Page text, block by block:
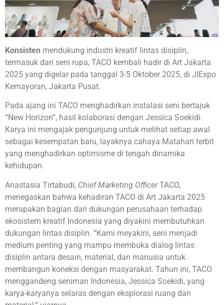
Konsisten mendukung industri kreatif lintas disiplin,
termasuk dari seni rupa, TACO kembali hadir di Art Jakarta
2025 yang digelar pada tanggal 3-5 Oktober 2025, di JIExpo
Kemayoran, Jakarta Pusat.
Pada ajang ini TACO menghadirkan instalasi seni bertajuk
“New Horizon”, hasil kolaborasi dengan Jessica Soekidi.
Karya ini mengajak pengunjung untuk melihat setiap awal
sebagai kesempatan baru, layaknya cahaya Matahari terbit
yang menghadirkan optimisme di tengah dinamika
kehidupan.
Anastasia Tirtabudi, Chief Marketing OfficerTACO,
menegaskan bahwa kehadiran TACO di Art Jakarta 2025
merupakan bagian dari dukungan perusahaan terhadap
ekosistem kreatif Indonesia yang diyakini membutuhkan
dukungan lintas disiplin. “Kami meyakini, seni menjadi
medium penting yang mampu membuka dialog lintas
disiplin antara desain, material, dan manusia untuk
membangun koneksi dengan masyarakat. Tahun ini, TACO
menggandeng seniman Indonesia, Jessica Soekidi, yang
karya-karyanya selaras dengan eksplorasi ruang dan